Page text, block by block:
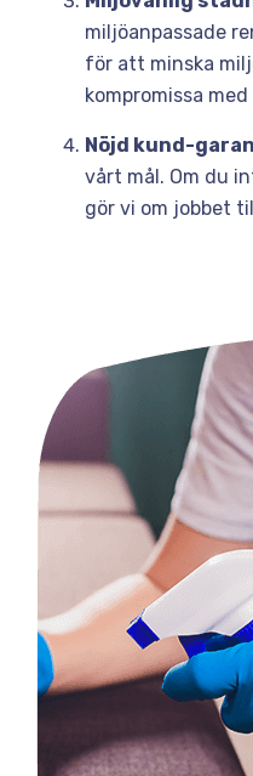
miljöanpassade
för att minska
kompromissa
Nöjd kund-
vårt mål. Om du
gör vi om jobbet